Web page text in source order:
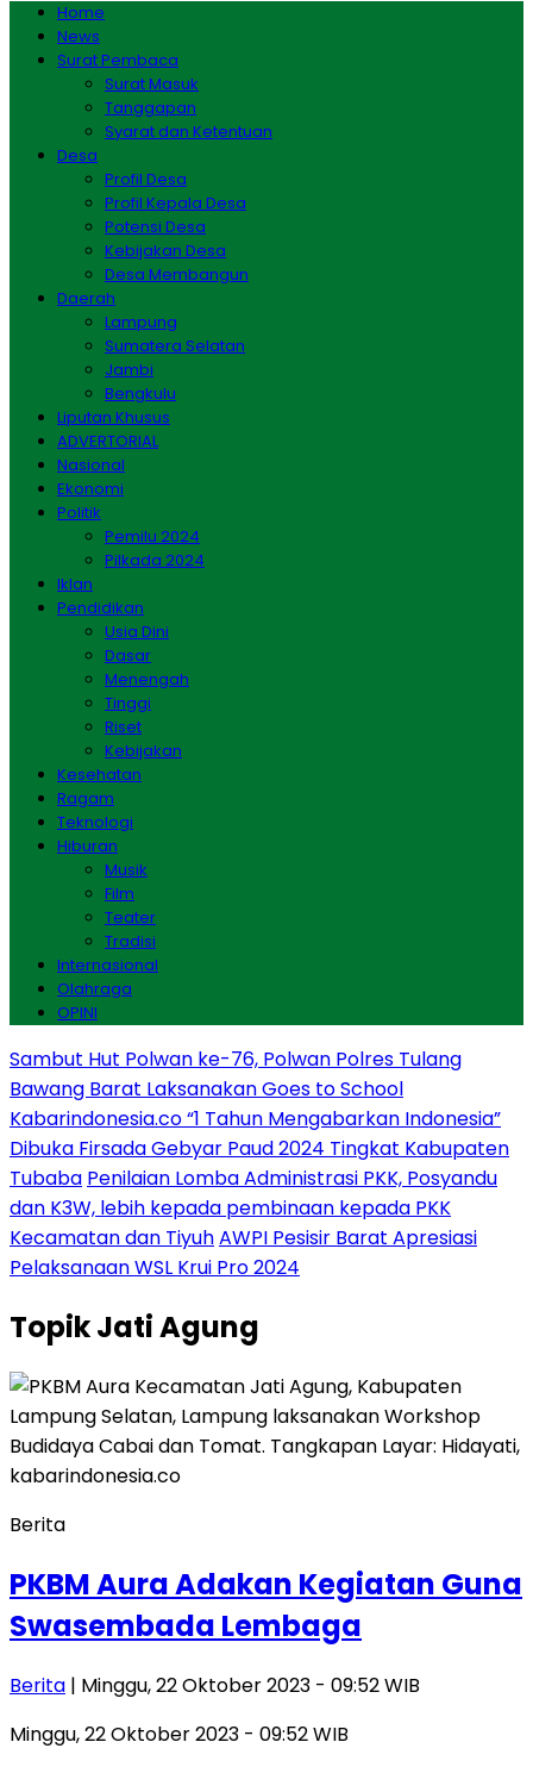
Home
News
Surat Pembaca
Surat Masuk
Tanggapan
Syarat dan Ketentuan
Desa
Profil Desa
Profil Kepala Desa
Potensi Desa
Kebijakan Desa
Desa Membangun
Daerah
Lampung
Sumatera Selatan
Jambi
Bengkulu
Liputan Khusus
ADVERTORIAL
Nasional
Ekonomi
Politik
Pemilu 2024
Pilkada 2024
Iklan
Pendidikan
Usia Dini
Dasar
Menengah
Tinggi
Riset
Kebijakan
Kesehatan
Ragam
Teknologi
Hiburan
Musik
Film
Teater
Tradisi
Internasional
Olahraga
OPINI
Sambut Hut Polwan ke-76, Polwan Polres Tulang
Bawang Barat Laksanakan Goes to School
Kabarindonesia.co “1 Tahun Mengabarkan Indonesia”
Dibuka Firsada Gebyar Paud 2024 Tingkat Kabupaten
Tubaba Penilaian Lomba Administrasi PKK, Posyandu
dan K3W, lebih kepada pembinaan kepada PKK
Kecamatan dan TiyuhAWPI Pesisir Barat Apresiasi
Pelaksanaan WSL Krui Pro 2024
TopikJati Agung
Berita
PKBM Aura Adakan Kegiatan Guna
Swasembada Lembaga
Berita | Minggu, 22 Oktober 2023 - 09:52 WIB
Minggu, 22 Oktober 2023 - 09:52 WIB